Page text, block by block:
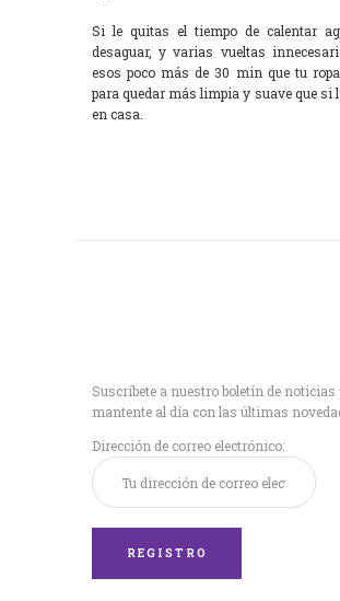
Si le quitas el tiempo de calentar
desaguar, y varias vueltas
esos poco más de 30 min que tu
para quedar más limpia y suave que si
en casa.
Suscríbete a nuestro boletín de noticias
mantente al día con las últimas
Dirección de correo electrónico: